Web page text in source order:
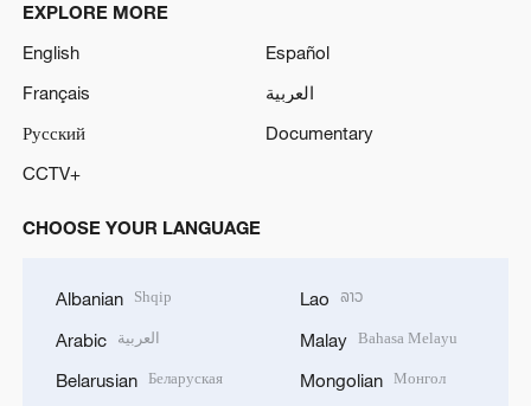
EXPLORE MORE
English
Español
Français
العربية
Русский
Documentary
CCTV+
CHOOSE YOUR LANGUAGE
Albanian Shqip
Arabic العربية
Belarusian Беларуская
Lao ລາວ
Malay Bahasa Melayu
Mongolian Монгол